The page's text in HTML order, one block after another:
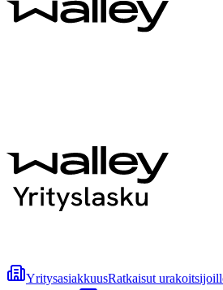
YritysasiakkuusRatkaisut